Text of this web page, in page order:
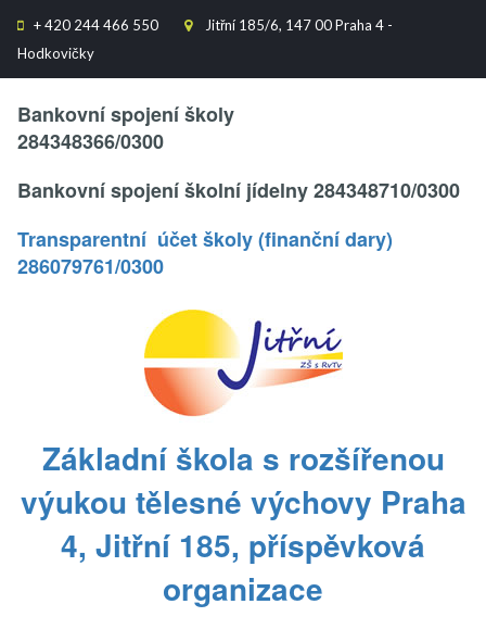
 +420 244 466 550 
Jitřní 185/6, 147 00 Praha 4 -
Hodkovičky
Bankovní spojení školy
284348366/0300
Bankovní spojení školní jídelny 284348710/0300
Transparentní účet školy (finanční dary)
286079761/0300
Základní škola s rozšířenou
výukou tělesné výchovy Praha
4, Jitřní 185, příspěvková
organizace